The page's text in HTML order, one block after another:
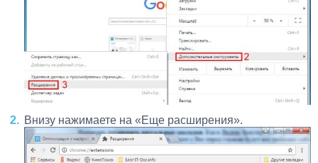
Внизу нажимаете на «Еще расширения».